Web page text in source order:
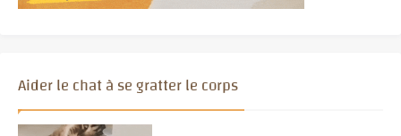
Aider le chat à se gratter le corps